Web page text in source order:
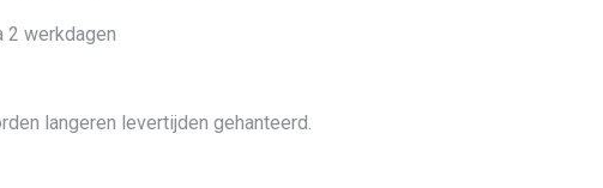
2 werkdagen
langeren levertijden gehanteerd.